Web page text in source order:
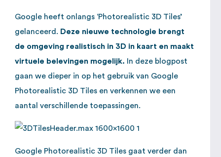
Google heeft onlangs ‘Photorealistic 3D Tiles’
gelanceerd. Deze nieuwe technologie brengt
de omgeving realistisch in 3D in kaart en maakt
virtuele belevingen mogelijk. In deze blogpost
gaan we dieper in op het gebruik van Google
Photorealistic 3D Tiles en verkennen we een
aantal verschillende toepassingen.
Google Photorealistic 3D Tiles gaat verder dan